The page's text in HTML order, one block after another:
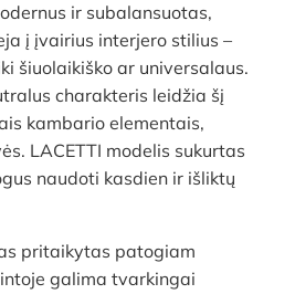
ir subalansuotas,
į įvairius interjero stilius –
šiuolaikiško ar universalaus.
charakteris leidžia šį
kambario elementais,
LACETTI modelis sukurtas
naudoti kasdien ir išliktų
pritaikytas patogiam
galima tvarkingai